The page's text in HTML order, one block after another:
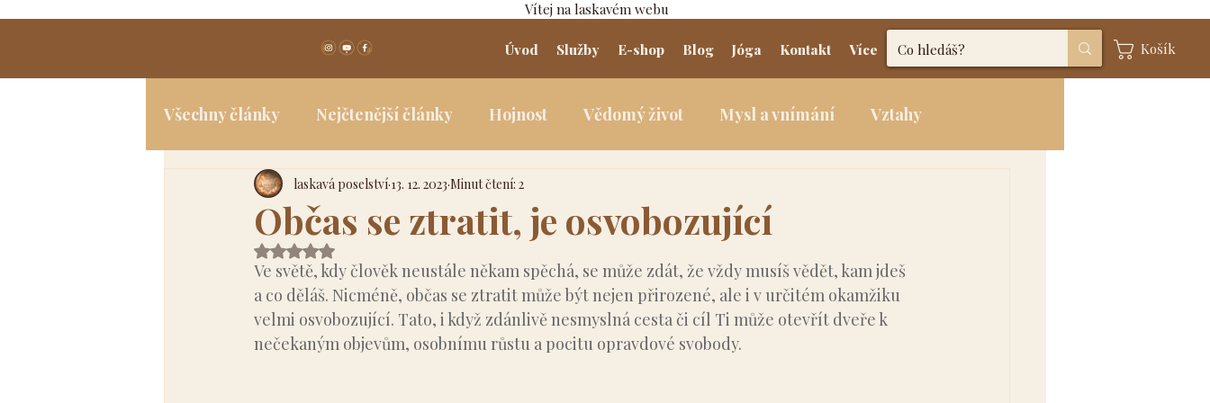
Vítej na laskavém webu
Úvod Služby E-shop Blog Jóga Kontakt Více Košík
Všechny články Nejčtenější články Hojnost Vědomý život Mysl a vnímání Vztahy
Spiritualita Jóga a tělo
Občas se ztratit, je osvobozující
laskavá poselství 13. 12. 2023 Minut čtení: 2
Hodnoceno NaN z 5 hvězdiček.
Ve světě, kdy člověk neustále někam spěchá, se může zdát, že vždy musíš vědět, kam jdeš
a co děláš. Nicméně, občas se ztratit může být nejen přirozené, ale i v určitém okamžiku
velmi osvobozující. Tato, i když zdánlivě nesmyslná cesta či cíl Ti může otevřít dveře k
nečekaným objevům, osobnímu růstu a pocitu opravdové svobody.